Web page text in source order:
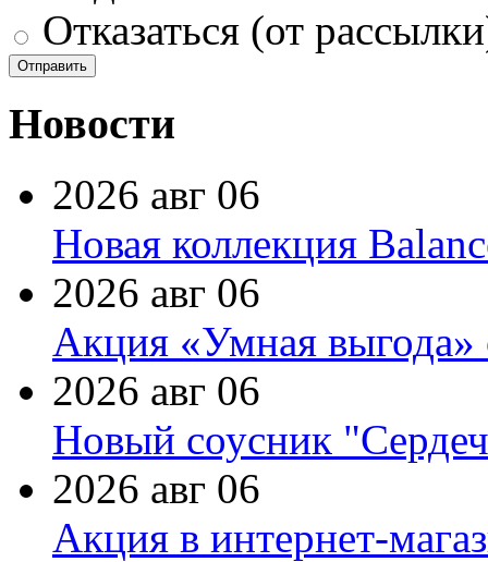
Отказаться (от
Новости
2026 авг 06
Новая коллекция
2026 авг 06
Акция «Умная выгода»
2026 авг 06
Новый соусник
2026 авг 06
Акция в интернет-